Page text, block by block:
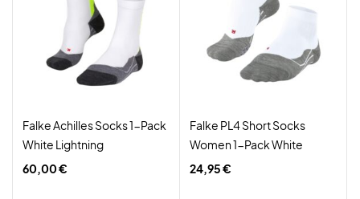
Falke Achilles Socks 1-Pack
White Lightning
60,00 €
Falke PL4 Short Socks
Women 1-Pack White
24,95 €